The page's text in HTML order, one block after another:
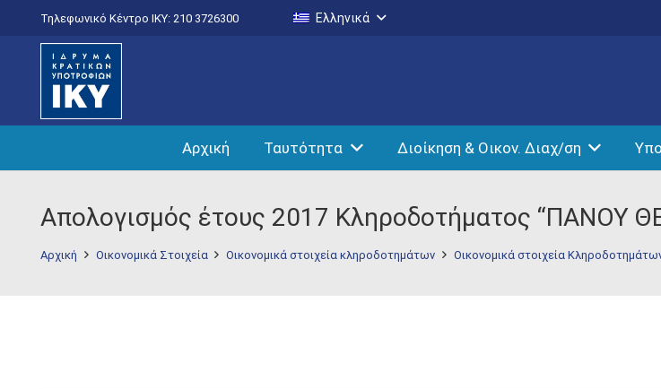
Τηλεφωνικό Κέντρο IKY: 210 3726300 Ελληνικά
Αρχική Ταυτότητα Διοίκηση & Οικον. Διαχ/ση
Απολογισμός έτους 2017 Κληροδοτήματος “ΠΑΝΟΥ
Αρχική Οικονομικά Στοιχεία Οικονομικά στοιχεία κληροδοτημάτων Οικονομικά στοιχεία